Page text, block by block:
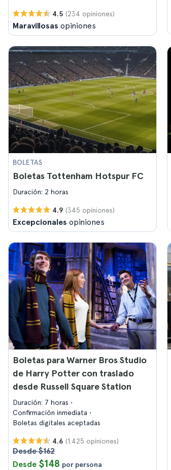
4.5 (234 opiniones)
Maravillosas opiniones
BOLETAS
Boletas Tottenham Hotspur FC
Duración: 2 horas
4.9 (345 opiniones)
Excepcionales opiniones
Boletas para Warner Bros Studio
de Harry Potter con traslado
desde Russell Square Station
Duración: 7 horas
Confirmación inmediata
Boletas digitales aceptadas
4.6 (1.425 opiniones)
Desde $162
Desde $148 por persona